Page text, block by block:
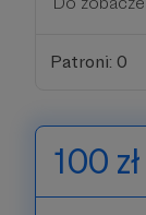
Patroni: 0
100 zł